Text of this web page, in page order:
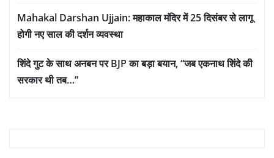
Mahakal Darshan Ujjain: महाकाल मंदिर में 25 दिसंबर से लागू
होगी नए साल की दर्शन व्यवस्था
शिंदे गुट के साथ अनबन पर BJP का बड़ा बयान, “जब एकनाथ शिंदे की
सरकार थी तब…”